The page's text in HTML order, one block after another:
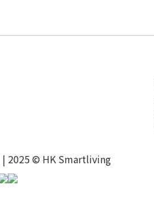
| 2025 © HK Smartliving